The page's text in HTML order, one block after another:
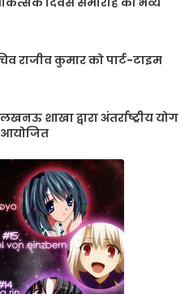
राजीव कुमार को पार्ट-टाइम
शाखा द्वारा अंतर्राष्ट्रीय योग
आयोजित